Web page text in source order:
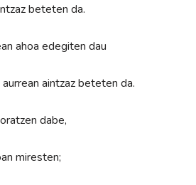
beteten da.
ahoa edegiten dau
aintzaz beteten da.
dabe,
miresten;